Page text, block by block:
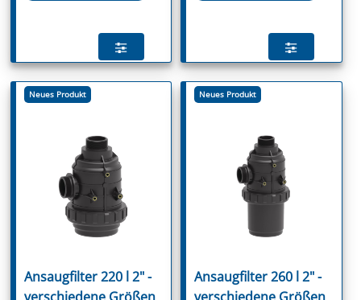
Neues Produkt
Ansaugfilter 220 l 2" -
Neues Produkt
Ansaugfilter 260 l 2" -